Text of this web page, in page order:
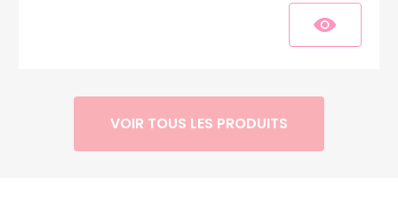
VOIR TOUS LES PRODUITS